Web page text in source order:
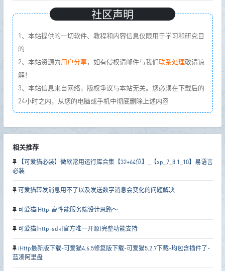
社区声明
1、本站提供的一切软件、教程和内容信息仅限用于学习和研究目
的
2、本站资源为用户分享，如有侵权请邮件与我们联系处理敬请谅
解！
3、本站信息来自网络，版权争议与本站无关。您必须在下载后的
24小时之内，从您的电脑或手机中彻底删除上述内容
相关推荐
【可爱猫必装】微软常用运行库合集【32+64位】_【xp_7_8.1_10】易语言
必装
可爱猫转发消息用不了以及发送数字消息会变化的问题解决
可爱猫iHttp-高性能服务端设计思路～
可爱猫|http-sdk|官方唯一开源|完整功能支持
iHttp最新版下载-可爱猫4.6.5修复版下载-可爱猫5.2.7下载-均包含插件了-
蓝凑阿里盘